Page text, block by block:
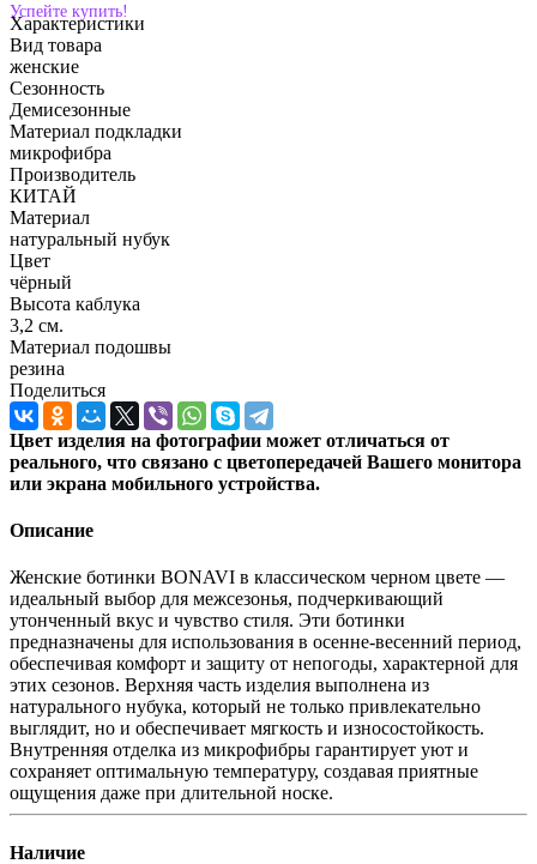
Успейте купить!
Характеристики
Вид товара
женские
Сезонность
Демисезонные
Материал подкладки
микрофибра
Производитель
КИТАЙ
Материал
натуральный нубук
Цвет
чёрный
Высота каблука
3,2 см.
Материал подошвы
резина
Поделиться
Цвет изделия на фотографии может отличаться от
реального, что связано с цветопередачей Вашего монитора
или экрана мобильного устройства.
Описание
Женские ботинки BONAVI в классическом черном цвете —
идеальный выбор для межсезонья, подчеркивающий
утонченный вкус и чувство стиля. Эти ботинки
предназначены для использования в осенне-весенний период,
обеспечивая комфорт и защиту от непогоды, характерной для
этих сезонов. Верхняя часть изделия выполнена из
натурального нубука, который не только привлекательно
выглядит, но и обеспечивает мягкость и износостойкость.
Внутренняя отделка из микрофибры гарантирует уют и
сохраняет оптимальную температуру, создавая приятные
ощущения даже при длительной носке.
Наличие